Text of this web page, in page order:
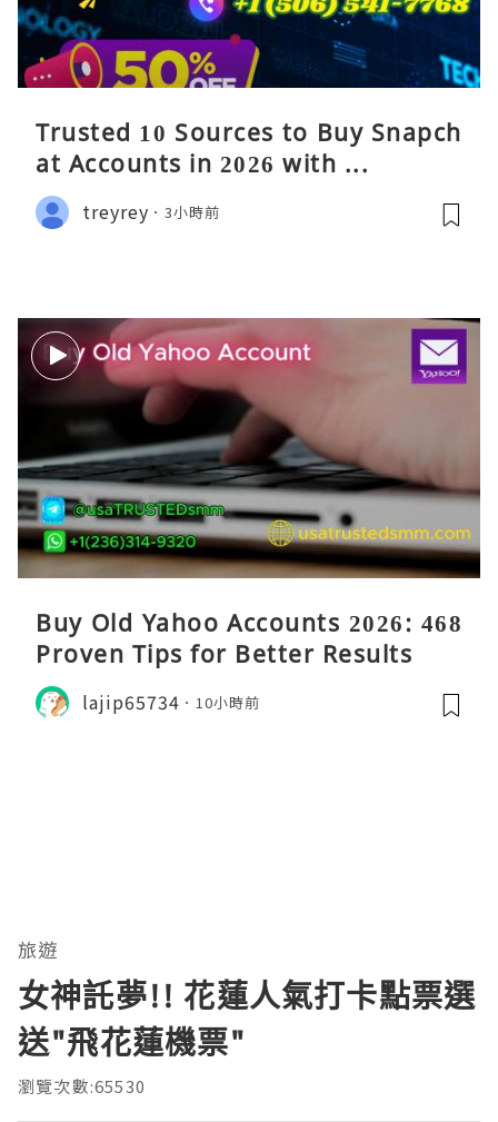
Trusted 10 Sources to Buy Snapch
at Accounts in 2026 with ...
treyrey 3小時前
Buy Old Yahoo Accounts 2026: 468
Proven Tips for Better Results
lajip65734 10小時前
旅遊
女神託夢!! 花蓮人氣打卡點票選
送"飛花蓮機票"
瀏覽次數:65530